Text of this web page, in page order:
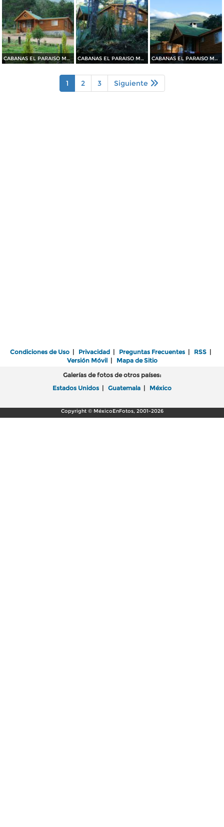
CABAÑAS EL PARAISO MAGISTERIAL CABAÑAS EL PARAISO MAGISTERIAL CABAÑAS EL PARAISO MAGISTERIAL
1 2 3 Siguiente
Condiciones de Uso | Privacidad | Preguntas Frecuentes | RSS |
Versión Móvil| Mapa de Sitio
Galerías de fotos de otros países:
Estados Unidos | Guatemala | México
Copyright © MéxicoEnFotos, 2001-2026